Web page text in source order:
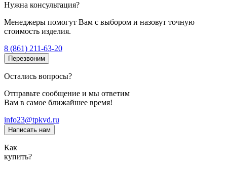
Нужна консультация?
Менеджеры помогут Вам с выбором и назовут точную
стоимость изделия.
8 (861) 211-63-20
Перезвоним
Остались вопросы?
Отправьте сообщение и мы ответим
Вам в самое ближайшее время!
info23@tpkvd.ru
Написать нам
Как
купить?